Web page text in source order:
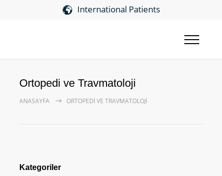
International Patients
Ortopedi ve Travmatoloji
ANASAYFA ORTOPEDI VE TRAVMATOLOJI
Kategoriler